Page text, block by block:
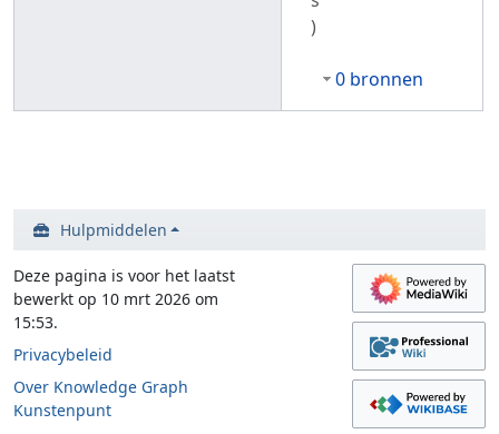
)
0 bronnen
Hulpmiddelen
Deze pagina is voor het laatst
bewerkt op 10 mrt 2026 om
15:53.
Privacybeleid
Over Knowledge Graph
Kunstenpunt